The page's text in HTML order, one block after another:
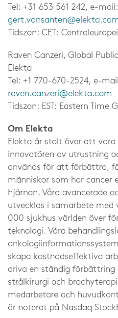
Tel: +31 653 561 242, e-mail:
Tidszon: CET:
Raven Canzeri, Global
Elekta
Tel: +1 770-670-2524, e-
raven.canzeri@elekta.com
Tidszon: EST: Eastern Time
Om Elekta
Elekta är stolt över att vara
innovatören av utrustning
används för att förbättra,
människor som har cancer
hjärnan. Våra avancerade
utvecklas i samarbete med
000 sjukhus världen över
teknologi. Våra
skapa kostnadseffektiva
driva en ständig förbättring
strålkirurgi och
medarbetare och
är noterat på Nasdaq